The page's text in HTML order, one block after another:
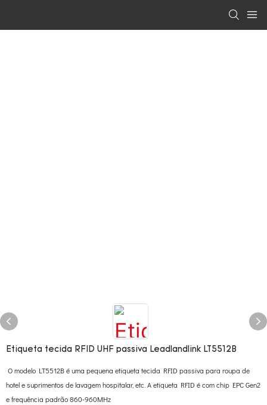
Etiqueta tecida RFID UHF passiva Leadlandlink LT5512B
O modelo LT5512B é uma pequena etiqueta tecida RFID passiva para roupa de
hotel e suprimentos de lavagem hospitalar, etc. A etiqueta RFID é com chip EPC Gen2
e frequência padrão 860-960MHz